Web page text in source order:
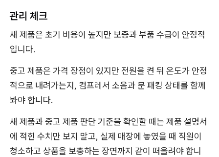
관리 체크
새 제품은 초기 비용이 높지만 보증과 부품 수급이 안정적
입니다.
중고 제품은 가격 장점이 있지만 전원을 켠 뒤 온도가 안정
적으로 내려가는지, 컴프레서 소음과 문 패킹 상태를 함께
봐야 합니다.
새 제품과 중고 제품 판단 기준을 확인할 때는 제품 설명서
에 적힌 수치만 보지 말고, 실제 매장에 놓였을 때 직원이
청소하고 상품을 보충하는 장면까지 같이 떠올려야 합니